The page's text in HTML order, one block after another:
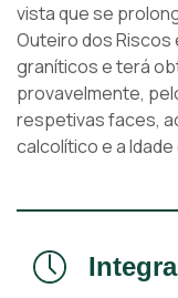
vista que se
Outeiro dos
graníticos e terá
provavelmente,
respetivas faces,
calcolítico e a